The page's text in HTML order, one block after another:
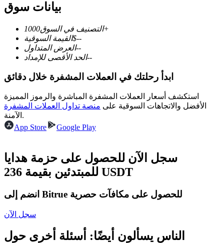
TradFi
مشتقات الأسهم والعملات الأجنبية والمعادن الثمينة والسلع
العقود الآجلة USDC
العقود الآجلة باستخدام USDC كضمان
بيانات سوق
التصنيف في السوق1000+
القيمة السوقية$--
العرض المتداول--
الحد الأقصى للإمداد--
ابدأ رحلتك في العملات المشفرة خلال دقائق
استكشف أسعار العملات المشفرة المباشرة والرموز المميزة
الأفضل والاتجاهات السوقية على منصة تداول العملات المشفرة
الآمنة.
App Store
Google Play
سجل الآن للحصول على حزمة هدايا
للمبتدئين بقيمة 236 USDT
انضم إلى Bitrue للحصول على مكافآت حصرية
سجل الآن
الناس يسألون أيضًا: أسئلة أخرى حول